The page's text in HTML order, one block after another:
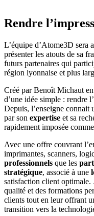
Rendre
L’équipe d’Atome3D sera
présenter les atouts de sa
futurs partenaires qui
région lyonnaise et plus
Créé par Benoît Michaut
d’une idée simple : rendre
Depuis, l’enseigne connait
par son expertise et sa
rapidement imposée
Avec une offre couvrant
imprimantes, scanners,
professionnels que les
stratégique, associé à une
satisfaction client optimale.
qualité et des formations
clients tout en leur offrant
transition vers la